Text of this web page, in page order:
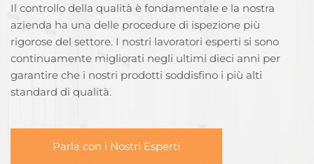
Il controllo della qualità è fondamentale e la nostra
azienda ha una delle procedure di ispezione più
rigorose del settore. I nostri lavoratori esperti si sono
continuamente migliorati negli ultimi dieci anni per
garantire che i nostri prodotti soddisfino i più alti
standard di qualità.
Parla con i Nostri Esperti